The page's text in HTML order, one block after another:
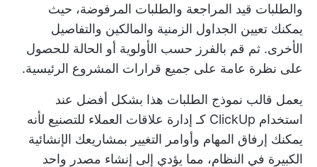
والطلبات قيد المراجعة والطلبات المرفوضة، حيث
يمكنك تعيين الجداول الزمنية والمالكين والتفاصيل
الأخرى. ثم قم بالفرز حسب الأولوية أو الحالة للحصول
على نظرة عامة على جميع قرارات المشروع الرئيسية.
يعمل قالب نموذج الطلبات هذا بشكل أفضل عند
استخدام ClickUp كـ
إدارة علاقات العملاء للتصنيع لأنه
يمكنك إرفاق المهام وأوامر التغيير بمشاريعك الإنشائية
الكبيرة في النظام، مما يؤدي إلى إنشاء مصدر واحد